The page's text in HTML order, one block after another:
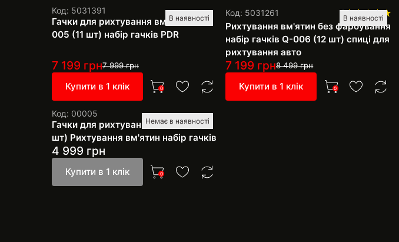
В наявності
Код: 5031391
Гачки для рихтування вм'ятин Q-
005 (11 шт) набір гачків PDR
7 199 грн7 999грн
Купити в 1 клік 0
В наявності
Код: 5031261 1
Рихтування вм'ятин без фарбування
набір гачків Q-006 (12 шт) спиці для
рихтування авто
7 199 грн8 499грн
Купити в 1 клік 0
Немає в наявності
Код: 00005
Гачки для рихтування вм'ятин (5
шт) Рихтування вм'ятин набір гачків
4 999 грн
Купити в 1 клік 0